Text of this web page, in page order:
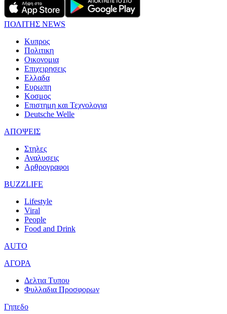
ΠΟΛΙΤΗΣ NEWS
Κυπρος
Πολιτικη
Οικονομια
Επιχειρησεις
Ελλαδα
Ευρωπη
Κοσμος
Επιστημη και Τεχνολογια
Deutsche Welle
ΑΠΟΨΕΙΣ
Στηλες
Αναλυσεις
Αρθρογραφοι
BUZZLIFE
Lifestyle
Viral
People
Food and Drink
AUTO
ΑΓΟΡΑ
Δελτια Τυπου
Φυλλαδια Προσφορων
Γηπεδο